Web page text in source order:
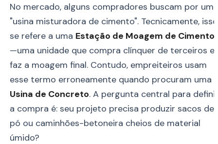
No mercado, alguns compradores buscam por uma
"usina misturadora de cimento". Tecnicamente, isso
se refere a uma Estação de Moagem de Cimento
—uma unidade que compra clínquer de terceiros e
faz a moagem final. Contudo, empreiteiros usam
esse termo erroneamente quando procuram uma
Usina de Concreto. A pergunta central para definir
a compra é: seu projeto precisa produzir sacos de
pó ou caminhões-betoneira cheios de material
úmido?